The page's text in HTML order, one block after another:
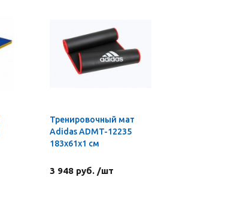
Тренировочный мат
Adidas ADMT-12235
183x61x1 см
3 948 руб. /шт